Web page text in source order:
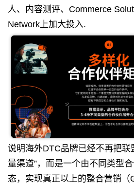
人、内容测评、Commerce
Network 上加大投入.
说明海外DTC品牌已经不再把联
量渠道”，而是一个由不同类型
态，实现真正以上的整合营销（